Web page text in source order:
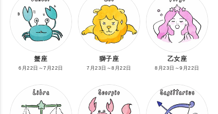
蟹座
6月22日～7月22日
獅子座
7月23日～8月22日
乙女座
8月23日～9月22日